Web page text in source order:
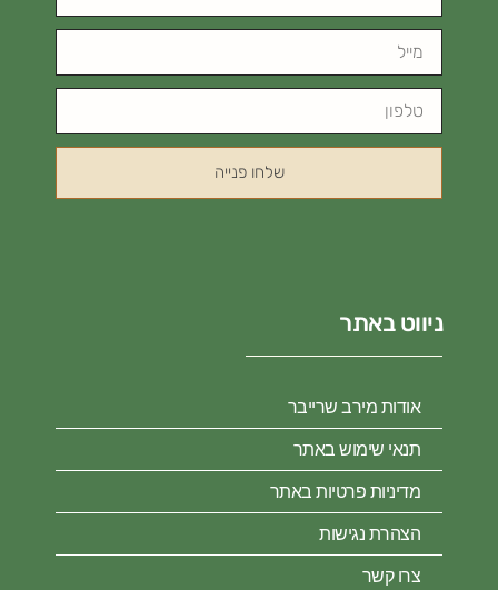
ניווט באתר
אודות מירב שרייבר
תנאי שימוש באתר
מדיניות פרטיות באתר
הצהרת נגישות
צרו קשר
שלחו פנייה